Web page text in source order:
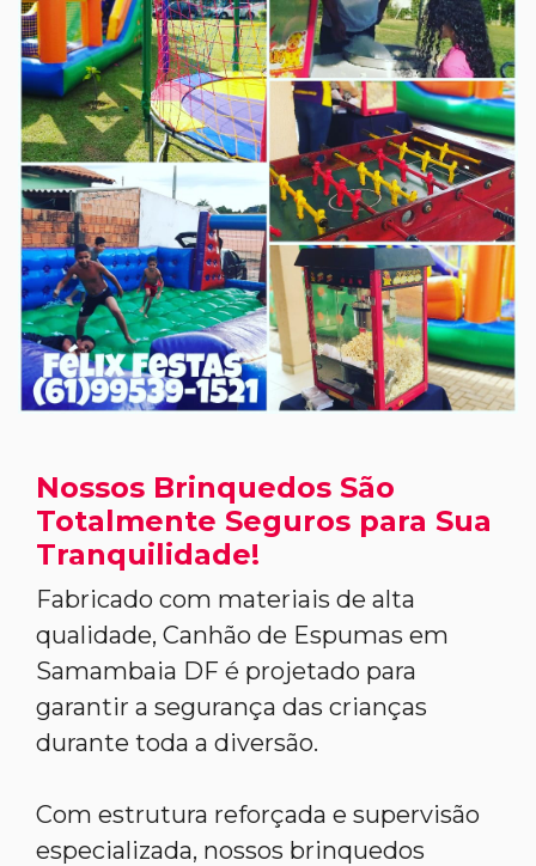
Nossos Brinquedos São
Totalmente Seguros para Sua
Tranquilidade!
Fabricado com materiais de alta
qualidade, Canhão de Espumas em
Samambaia DF é projetado para
garantir a segurança das crianças
durante toda a diversão.
Com estrutura reforçada e supervisão
especializada, nossos brinquedos